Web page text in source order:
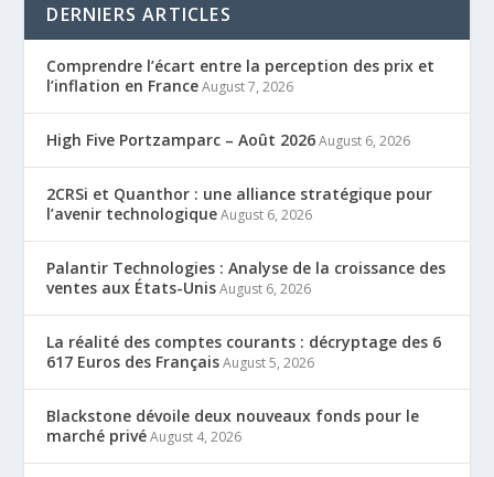
DERNIERS ARTICLES
Comprendre l’écart entre la perception des prix et
l’inflation en France August 7, 2026
High Five Portzamparc – Août 2026 August 6, 2026
2CRSi et Quanthor : une alliance stratégique pour
l’avenir technologique August 6, 2026
Palantir Technologies : Analyse de la croissance des
ventes aux États-Unis August 6, 2026
La réalité des comptes courants : décryptage des 6
617 Euros des Français August 5, 2026
Blackstone dévoile deux nouveaux fonds pour le
marché privé August 4, 2026